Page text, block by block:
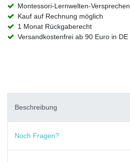
Montessori-Lernwelten-Versprechen
Kauf auf Rechnung möglich
1 Monat Rückgaberecht
Versandkostenfrei ab 90 Euro in DE
Beschreibung
Noch Fragen?